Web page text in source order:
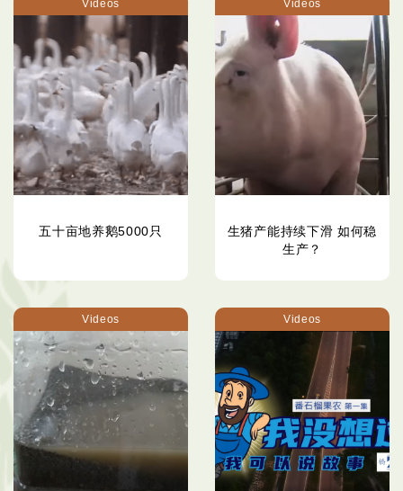
Videos
五十亩地养鹅5000只
Videos
生猪产能持续下滑 如何稳
生产？
Videos Videos